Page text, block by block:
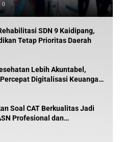
0
SDN 9 Kaidipang,
Tetap Prioritas Daerah
Lebih Akuntabel,
Digitalisasi Keuangan
Soal CAT Berkualitas Jadi
Profesional dan